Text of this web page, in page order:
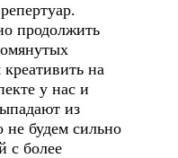
продолжить
на
у нас и
из
не будем сильно
с более